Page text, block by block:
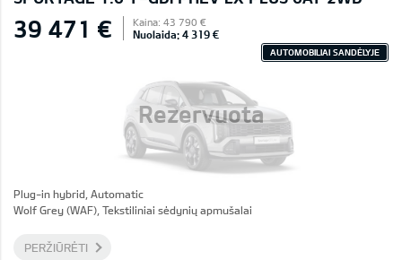
Rezervuota
39 471 € Kaina: 43 790 €
Nuolaida: 4 319 €
AUTOMOBILIAI SANDĖLYJE
Plug-in hybrid, Automatic
Wolf Grey (WAF), Tekstiliniai sėdynių apmušalai
PERŽIŪRĖTI